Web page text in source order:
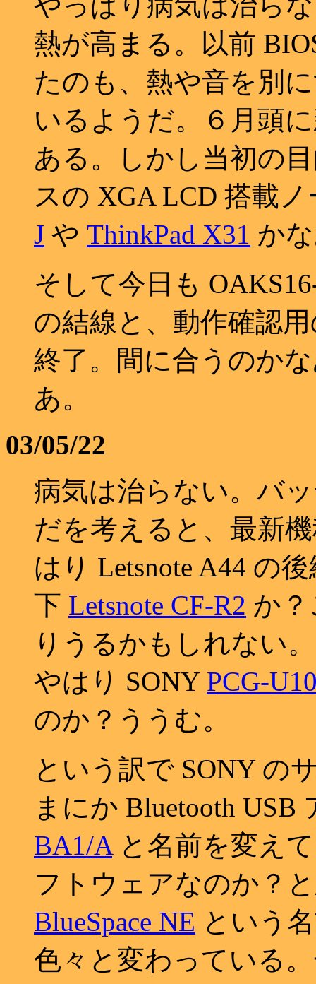
熱が高まる。以前
たのも、熱や音を別
いるようだ。６月頭
ある。しかし当初の
スの XGA LCD 搭載
J や ThinkPad X31 か
そして今日も
の結線と、動作確認
終了。間に合うのか
あ。
03/05/22
病気は治らない。バ
だを考えると、最新
はり Letsnote A44 の
下 Letsnote CF-R2 か
りうるかもしれない
やはり SONY PCG-
のか？ううむ。
という訳で SONY の
まにか Bluetooth USB
BA1/Aと名前を変え
フトウェアなのか？
BlueSpace NE という
色々と変わっている